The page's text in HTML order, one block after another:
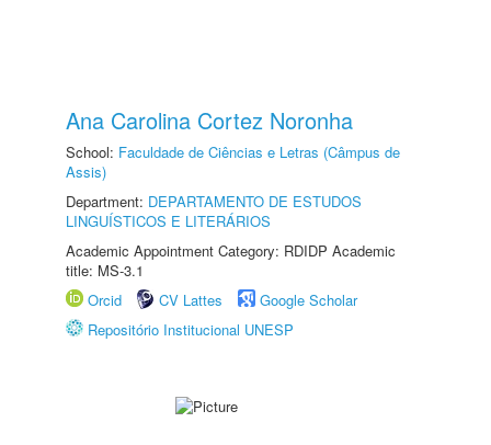
Ana Carolina Cortez Noronha
School: Faculdade de Ciências e Letras (Câmpus de
Assis)
Department: DEPARTAMENTO DE ESTUDOS
LINGUÍSTICOS E LITERÁRIOS
Academic Appointment Category: RDIDP Academic
title: MS-3.1
Orcid
CV Lattes
Google Scholar
Repositório Institucional UNESP